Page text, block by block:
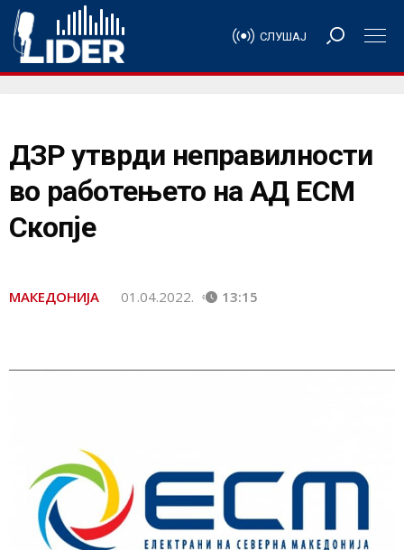
СЛУШАЈ
ДЗР утврди неправилности
во работењето на АД ЕСМ
Скопје
МАКЕДОНИЈА 01.04.2022. 13:15